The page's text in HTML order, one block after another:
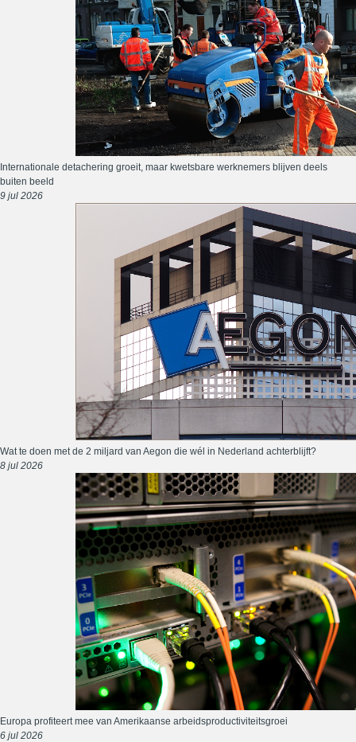
Internationale detachering groeit, maar kwetsbare werknemers blijven deels
buiten beeld
9 jul 2026
Wat te doen met de 2 miljard van Aegon die wél in Nederland achterblijft?
8 jul 2026
Europa profiteert mee van Amerikaanse arbeidsproductiviteitsgroei
6 jul 2026